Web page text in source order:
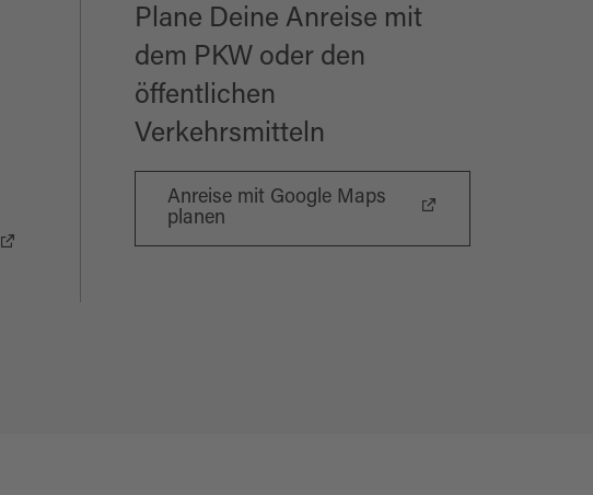
Plane Deine Anreise mit
dem PKW oder den
öffentlichen
Verkehrsmitteln
Anreise mit Google Maps
planen